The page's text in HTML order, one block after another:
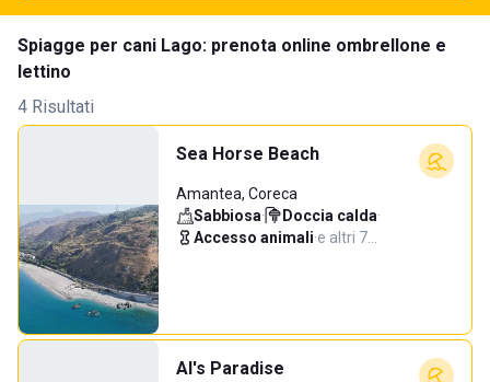
Spiagge per cani Lago: prenota online ombrellone e
lettino
4 Risultati
Sea Horse Beach
Amantea, Coreca
Sabbiosa· Doccia calda·
Accesso animali·e altri 7…
Al's Paradise